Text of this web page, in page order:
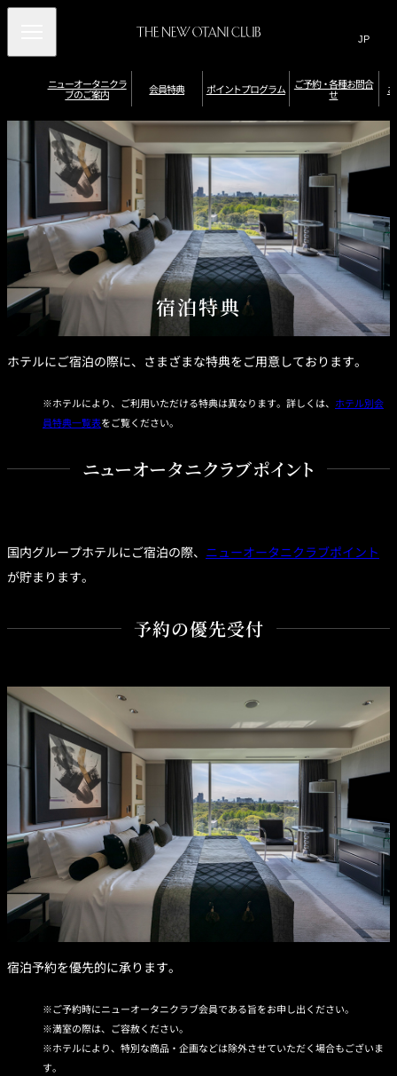
Search
サ
ト
検
索
窓
を
開
閉
言
り
替
メ
ニ
ー
JP (日本語)
(English)
Select Language▼
ニューオータニクラ
ブのご案内
ニ
ュ
ー
オ
ー
タ
ニ
ラ
ダ
イ
ー
プ
ム
ー
ド
会員カードの種類
入
会
の
お
申
込
み
ュ
オ
ク
ラ
会員特典
会
員
特
典
ニューオータニク
ラブラウンジ 宿泊特典
レストラン・バー
会員限定優待券
（お誕生日／記念
日特典など）
婚礼特典
施
設
利
用
そ
の
特
典
ホ
テ
ル
別
会
員
特
典
一
覧
ポイントプログラム
ポ
イ
ン
ト
プ
ラ
ム
ポ
貯
め
る
ポ
イ
ン
の
有
効
期
限
イ
ト
を
確
交
る
デ
ジ
タ
ル
テ
券
で
利
の
ポ
プ
ロ
ム
規
ご予約・各種お問合
せ
宿泊特典
ホテルにご宿泊の際に、さまざまな特典をご用意しております。
ホテルにより、ご利用いただける特典は異なります。詳しくは、 ホテル別会
員特典一覧表をご覧ください。
ニューオータニクラブポイント
国内グループホテルにご宿泊の際、 ニューオータニクラブポイント
が貯まります。
予約の優先受付
宿泊予約を優先的に承ります。
ご予約時にニューオータニクラブ会員である旨をお申し出ください。
満室の際は、ご容赦ください。
ホテルにより、特別な商品・企画などは除外させていただく場合もございま
す。